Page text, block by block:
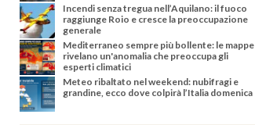
Incendi senza tregua nell’Aquilano: il fuoco
raggiunge Roio e cresce la preoccupazione
generale
Mediterraneo sempre più bollente: le mappe
rivelano un'anomalia che preoccupa gli
esperti climatici
Meteo ribaltato nel weekend: nubifragi e
grandine, ecco dove colpirà l’Italia domenica